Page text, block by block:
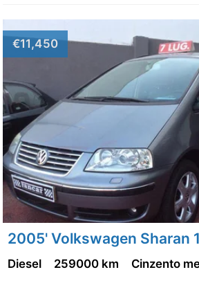
€11,450
Diesel 259000 km Cinzento